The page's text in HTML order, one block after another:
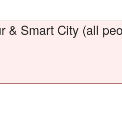
& Smart City (all